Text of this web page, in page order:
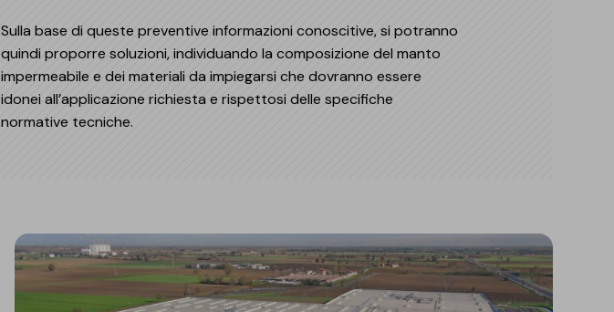
Sulla base di queste preventive informazioni conoscitive, si potranno
quindi proporre soluzioni, individuando la composizione del manto
impermeabile e dei materiali da impiegarsi che dovranno essere
idonei all’applicazione richiesta e rispettosi delle specifiche
normative tecniche.